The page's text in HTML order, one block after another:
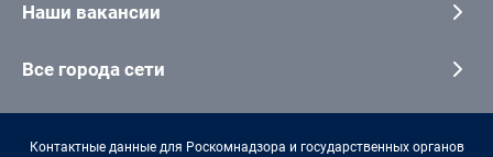
Наши вакансии
Все города сети
Контактные данные для Роскомнадзора и государственных органов